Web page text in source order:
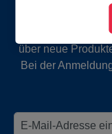
Abonnieren Sie
über neue
Bei der